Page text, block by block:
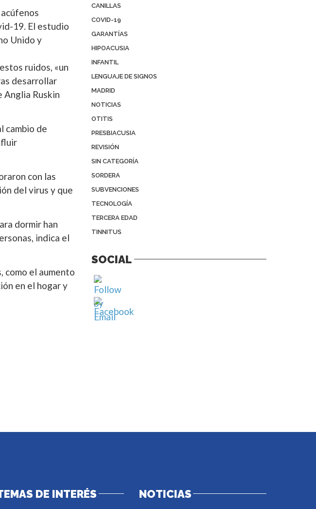
19. El estudio
Unido y
ruidos, «un
desarrollar
Anglia Ruskin
cambio de
con las
del virus y que
dormir han
indica el
el aumento
en el hogar y
CANILLAS
COVID-19
GARANTÍAS
HIPOACUSIA
INFANTIL
LENGUAJE DE SIGNOS
MADRID
NOTICIAS
OTITIS
PRESBIACUSIA
REVISIÓN
SIN CATEGORÍA
SORDERA
SUBVENCIONES
TECNOLOGÍA
TERCERA EDAD
TINNITUS
SOCIAL
DE INTERÉS NOTICIAS